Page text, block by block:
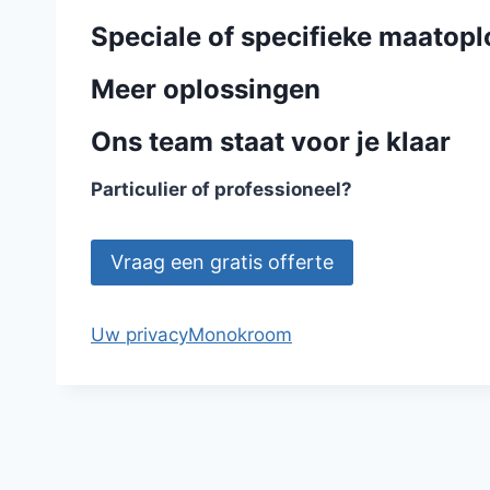
Speciale of specifieke
Meer oplossingen
Ons team staat voor je klaar
Particulier of professioneel?
Vraag een gratis offerte
Uw privacyMonokroom